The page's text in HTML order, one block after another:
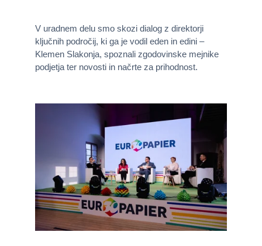
V uradnem delu smo skozi dialog z direktorji
ključnih področij, ki ga je vodil eden in edini –
Klemen Slakonja, spoznali zgodovinske mejnike
podjetja ter novosti in načrte za prihodnost.